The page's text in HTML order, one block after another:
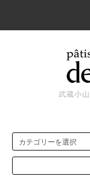
武蔵小